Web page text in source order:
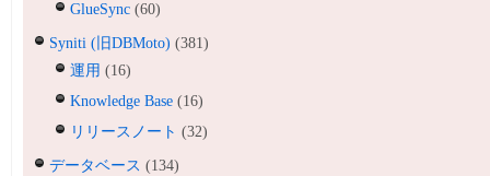
GlueSync (60)
Syniti (旧DBMoto) (381)
運用 (16)
Knowledge Base (16)
リリースノート (32)
データベース (134)